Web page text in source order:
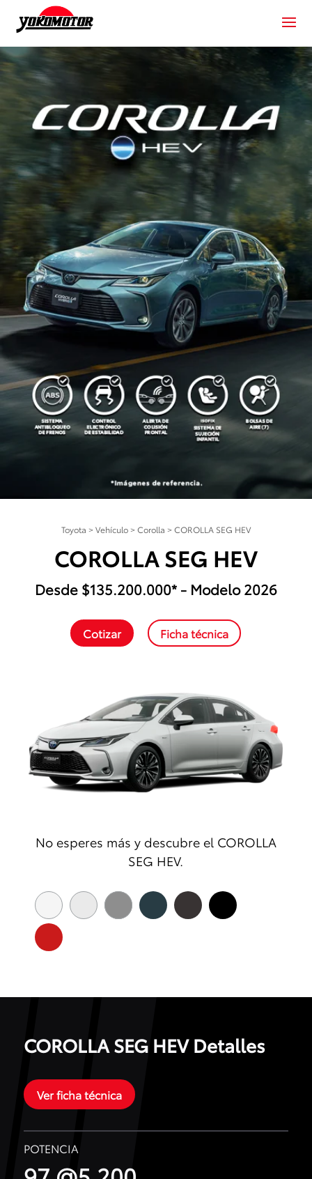
Toyota > Vehículo> Corolla > COROLLA SEG HEV
COROLLA SEG HEV
Desde $135.200.000* - Modelo 2026
Cotizar Ficha técnica
No esperes más y descubre el COROLLA
SEG HEV.
COROLLA SEG HEV Detalles
Ver ficha técnica
POTENCIA